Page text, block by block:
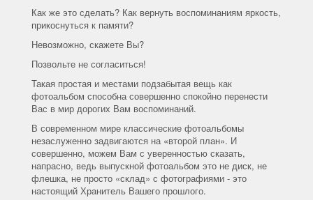
Как же это сделать? Как вернуть воспоминаниям яркость,
прикоснуться к памяти?
Невозможно, скажете Вы?
Позвольте не согласиться!
Такая простая и местами подзабытая вещь как
фотоальбом способна совершенно спокойно перенести
Вас в мир дорогих Вам воспоминаний.
В современном мире классические фотоальбомы
незаслуженно задвигаются на «второй план». И
совершенно, можем Вам с уверенностью сказать,
напрасно, ведь выпускной фотоальбом это не диск, не
флешка, не просто «склад» с фотографиями - это
настоящий Хранитель Вашего прошлого.